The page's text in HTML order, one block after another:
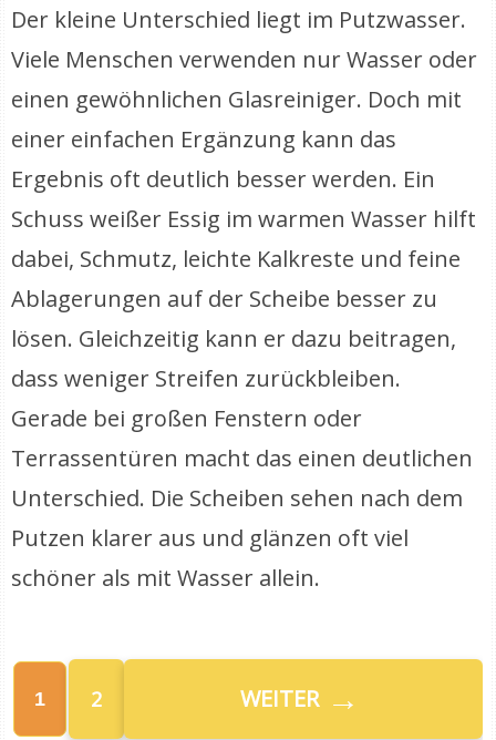
Der kleine Unterschied liegt im Putzwasser.
Viele Menschen verwenden nur Wasser oder
einen gewöhnlichen Glasreiniger. Doch mit
einer einfachen Ergänzung kann das
Ergebnis oft deutlich besser werden. Ein
Schuss weißer Essig im warmen Wasser hilft
dabei, Schmutz, leichte Kalkreste und feine
Ablagerungen auf der Scheibe besser zu
lösen. Gleichzeitig kann er dazu beitragen,
dass weniger Streifen zurückbleiben.
Gerade bei großen Fenstern oder
Terrassentüren macht das einen deutlichen
Unterschied. Die Scheiben sehen nach dem
Putzen klarer aus und glänzen oft viel
schöner als mit Wasser allein.
1 2 WEITER →